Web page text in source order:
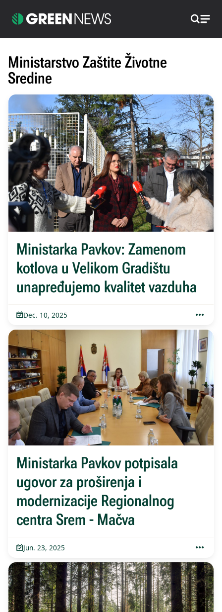
Ministarstvo Zaštite Životne
Sredine
Ministarka Pavkov: Zamenom
kotlova u Velikom Gradištu
unapređujemo kvalitet vazduha
Dec. 10, 2025
Ministarka Pavkov potpisala
ugovor za proširenja i
modernizacije Regionalnog
centra Srem - Mačva
Jun. 23, 2025